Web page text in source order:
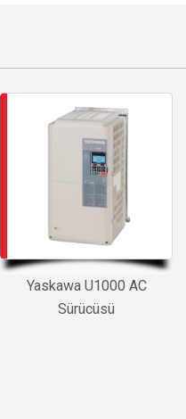
Yaskawa U1000 AC
Sürücüsü